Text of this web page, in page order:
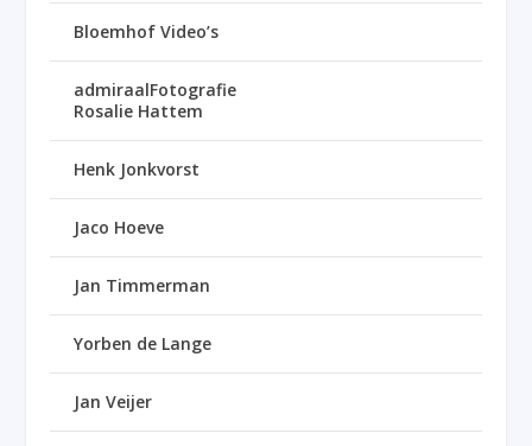
Bloemhof Video’s
admiraalFotografie
Rosalie Hattem
Henk Jonkvorst
Jaco Hoeve
Jan Timmerman
Yorben de Lange
Jan Veijer